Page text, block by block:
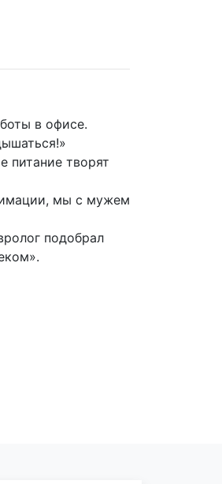
в офисе.
питание творят
мы с мужем
подобрал